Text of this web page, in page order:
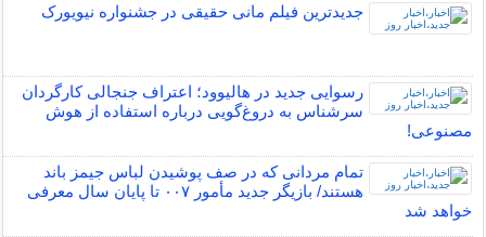
جدیدترین فیلم مانی حقیقی در جشنواره نیویورک
رسوایی جدید در هالیوود؛ اعتراف جنجالی کارگردان
سرشناس به دروغ‌گویی درباره استفاده از هوش
مصنوعی!
تمام مردانی که در صف پوشیدن لباس جیمز باند
هستند/ بازیگر جدید مأمور ۰۰۷ تا پایان سال معرفی
خواهد شد